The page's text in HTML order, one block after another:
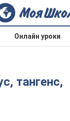
Онлайн уроки